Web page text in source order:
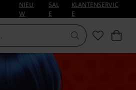
NIEU
W
SAL
E
KLANTENSERVIC
E